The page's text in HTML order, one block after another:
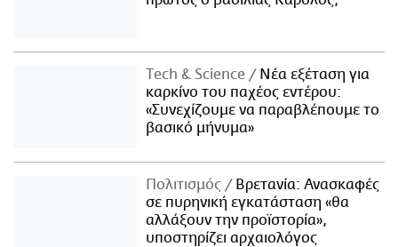
Τech & Science
Νέα εξέταση για
καρκίνο του παχέος εντέρου:
«Συνεχίζουμε να παραβλέπουμε το
βασικό μήνυμα»
Πολιτισμός
Βρετανία: Ανασκαφές
σε πυρηνική εγκατάσταση «θα
αλλάξουν την προϊστορία»,
υποστηρίζει αρχαιολόγος